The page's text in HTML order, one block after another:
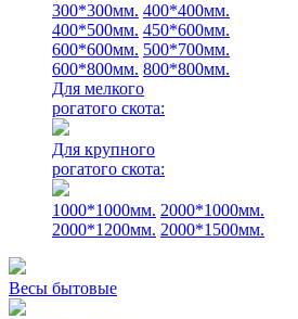
300*300мм. 400*400мм.
400*500мм. 450*600мм.
600*600мм. 500*700мм.
600*800мм. 800*800мм.
Для мелкого
рогатого скота:
Для крупного
рогатого скота:
1000*1000мм. 2000*1000мм.
2000*1200мм. 2000*1500мм.
Весы бытовые